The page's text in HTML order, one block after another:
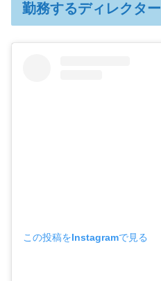
勤務するディレクター
この投稿をInstagramで見る